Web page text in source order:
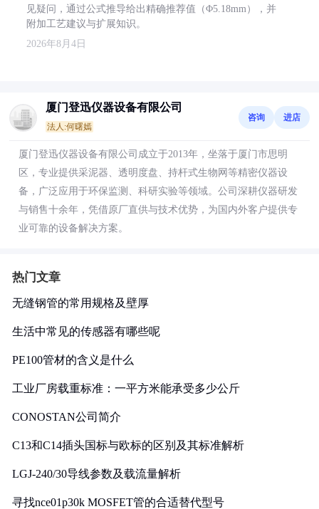
见疑问，通过公式推导给出精确推荐值（Φ5.18mm），并
附加工艺建议与扩展知识。
2026年8月4日
厦门登迅仪器设备有限公司
法人:何曙嫣
咨询 进店
厦门登迅仪器设备有限公司成立于2013年，坐落于厦门市思明
区，专业提供采泥器、透明度盘、持杆式生物网等精密仪器设
备，广泛应用于环保监测、科研实验等领域。公司深耕仪器研发
与销售十余年，凭借原厂直供与技术优势，为国内外客户提供专
业可靠的设备解决方案。
热门文章
无缝钢管的常用规格及壁厚
生活中常见的传感器有哪些呢
PE100管材的含义是什么
工业厂房载重标准：一平方米能承受多少公斤
CONOSTAN公司简介
C13和C14插头国标与欧标的区别及其标准解析
LGJ-240/30导线参数及载流量解析
寻找nce01p30k MOSFET管的合适替代型号